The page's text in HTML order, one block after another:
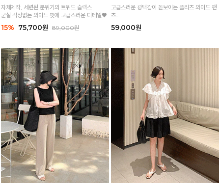
자체제작, 세련된 분위기의 트위드 슬랙스
군살 걱정없는 와이드 핏에 고급스러운 디테일♥
15% 75,700원 89,000원
고급스러운 광택감이 돋보이는 플리츠 와이드 팬
츠
찰랑이는 실루엣으로 우아한 무드를 연출해주는
아이템!
59,000원